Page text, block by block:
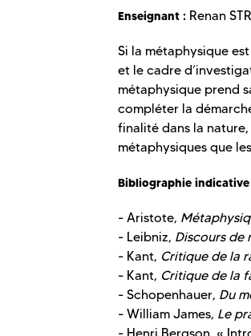
Enseignant : Renan
Si la métaphysique
et le cadre
métaphysique prend
compléter la
finalité dans la
métaphysiques que
Bibliographie indicative
- Aristote,
- Leibniz, Discours de
- Kant, Critique de la
- Kant, Critique de la
- Schopenhauer, Du
- William James, Le